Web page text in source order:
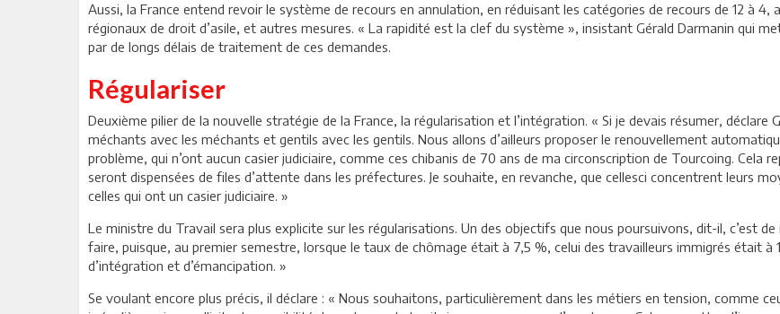
Aussi, la France entend revoir le système de recours en annulation, en réduisant les catégories de recours de 12 à 4,
régionaux de droit d’asile, et autres mesures. « La rapidité est la clef du système », insistant Gérald Darmanin qui
par de longs délais de traitement de ces demandes.
Régulariser
Deuxième pilier de la nouvelle stratégie de la France, la régularisation et l’intégration. « Si je devais résumer, déclare
méchants avec les méchants et gentils avec les gentils. Nous allons d’ailleurs proposer le renouvellement
problème, qui n’ont aucun casier judiciaire, comme ces chibanis de 70 ans de ma circonscription de Tourcoing. Cela
seront dispensées de files d’attente dans les préfectures. Je souhaite, en revanche, que celles­ci concentrent leurs
celles qui ont un casier judiciaire. »
Le ministre du Travail sera plus explicite sur les régularisations. Un des objectifs que nous poursuivons, dit-il, c’est
faire, puisque, au premier semestre, lorsque le taux de chômage était à 7,5 %, celui des travailleurs immigrés était
d’intégration et d’émancipation. »
Se voulant encore plus précis, il déclare : « Nous souhaitons, particulièrement dans les métiers en tension, comme